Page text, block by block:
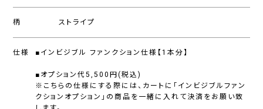
柄 ストライプ
仕様 ■インビジブル ファンクション仕様【1本分】
■オプション代5,500円(税込)
※こちらの仕様にする際には、カートに「インビジブルファン
クションオプション」の商品を一緒に入れて決済をお願い致